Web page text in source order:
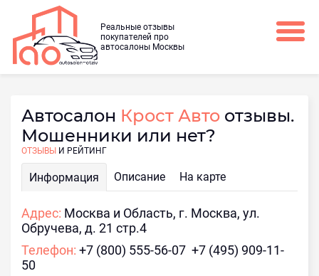
Реальные отзывы
покупателей про
автосалоны Москвы
Автосалон Крост Авто отзывы.
Мошенники или нет?
ОТЗЫВЫ И РЕЙТИНГ
Информация Описание На карте
Адрес: Москва и Область, г. Москва, ул.
Обручева, д. 21 cтр.4
Телефон: +7 (800) 555-56-07 +7 (495) 909-11-
50